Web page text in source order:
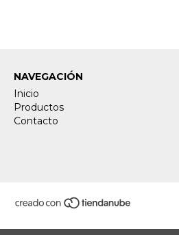
NAVEGACIÓN
Inicio
Productos
Contacto